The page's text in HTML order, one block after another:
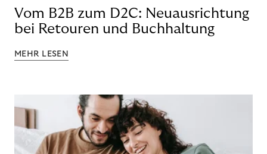
Vom B2B zum D2C: Neuausrichtung
bei Retouren und Buchhaltung
MEHR LESEN